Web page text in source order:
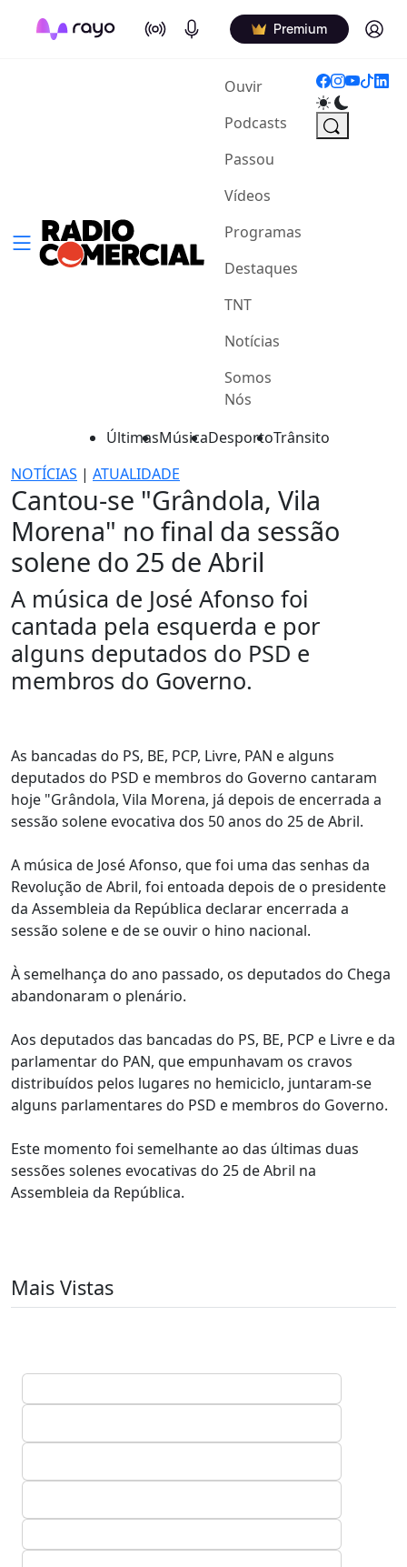
On Air Podcasts Premium Log in
Ouvir(current)
Podcasts
Passou
Vídeos
Programas
Destaques
TNT
Notícias
Somos
Nós
ÚltimasMúsicaDesportoTrânsito
NOTÍCIAS | ATUALIDADE
Cantou-se "Grândola, Vila
Morena" no final da sessão
solene do 25 de Abril
A música de José Afonso foi
cantada pela esquerda e por
alguns deputados do PSD e
membros do Governo.
As bancadas do PS, BE, PCP, Livre, PAN e alguns
deputados do PSD e membros do Governo cantaram
hoje "Grândola, Vila Morena, já depois de encerrada a
sessão solene evocativa dos 50 anos do 25 de Abril.
A música de José Afonso, que foi uma das senhas da
Revolução de Abril, foi entoada depois de o presidente
da Assembleia da República declarar encerrada a
sessão solene e de se ouvir o hino nacional.
À semelhança do ano passado, os deputados do Chega
abandonaram o plenário.
Aos deputados das bancadas do PS, BE, PCP e Livre e da
parlamentar do PAN, que empunhavam os cravos
distribuídos pelos lugares no hemiciclo, juntaram-se
alguns parlamentares do PSD e membros do Governo.
Este momento foi semelhante ao das últimas duas
sessões solenes evocativas do 25 de Abril na
Assembleia da República.
Mais Vistas